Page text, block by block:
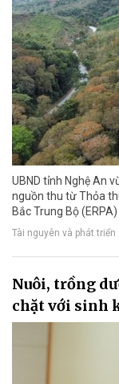
UBND tỉnh Nghệ An
nguồn thu từ Thỏa
Bắc Trung Bộ
Tài nguyên và phát triển
Nuôi, trồng
chặt với sinh